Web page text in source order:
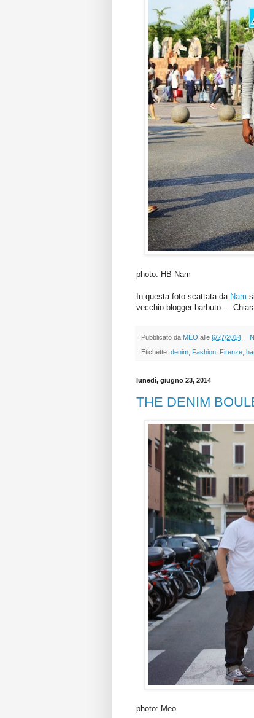
photo: HB Nam
In questa foto scattata da Nam
vecchio blogger barbuto....
Pubblicato da MEO alle 6/27/2014
Etichette: denim Fashion Firenze
lunedì, giugno 23, 2014
THE DENIM
photo: Meo